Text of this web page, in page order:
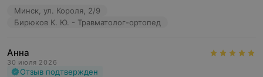
Минск, ул. Короля, 2/9
Бирюков К. Ю. - Травматолог-ортопед
Анна
30 июля 2026
Отзыв подтвержден